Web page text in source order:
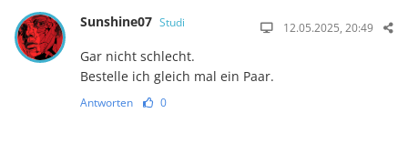
Sunshine07 Studi 12.05.2025, 20:49
Gar nicht schlecht.
Bestelle ich gleich mal ein Paar.
Antworten 0